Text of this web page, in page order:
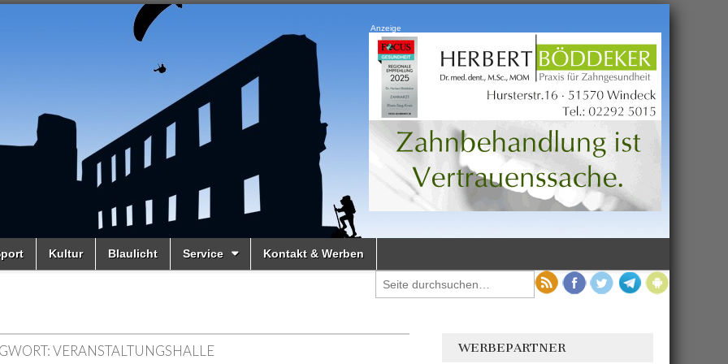
Anzeige
Kultur Blaulicht Service Kontakt & Werben
VERANSTALTUNGSHALLE WERBEPARTNER